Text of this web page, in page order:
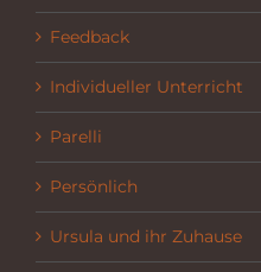
Feedback
Individueller Unterricht
Parelli
Persönlich
Ursula und ihr Zuhause